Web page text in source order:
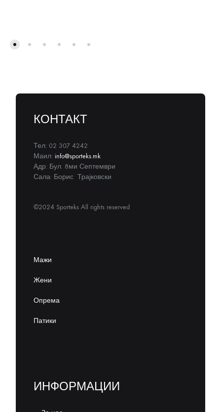
КОНТАКТ
Тел: 02 307 4242
Маил: info@sporteks.mk
Адр: Бул. 8ми Септември
Сала: Борис Трајковски
©2024 Sporteks All rights reserved
Мажи
Жени
Опрема
Патики
ИНФОРМАЦИИ